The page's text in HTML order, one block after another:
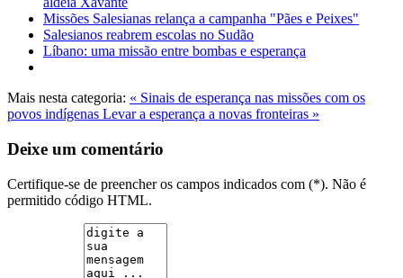
Missões Salesianas relança a campanha "Pães e Peixes"
Salesianos reabrem escolas no Sudão
Líbano: uma missão entre bombas e esperança
Mais nesta categoria: « Sinais de esperança nas missões com os
povos indígenas Levar a esperança a novas fronteiras »
Deixe um comentário
Certifique-se de preencher os campos indicados com (*). Não é
permitido código HTML.